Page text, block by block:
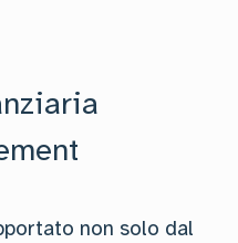
non solo dal